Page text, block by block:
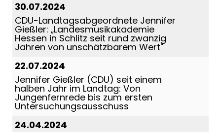
30.07.2024
CDU-Landtagsabgeordnete Jennifer
Gießler: „Landesmusikakademie
Hessen in Schlitz seit rund zwanzig
Jahren von unschätzbarem Wert"
22.07.2024
Jennifer Gießler (CDU) seit einem
halben Jahr im Landtag: Von
Jungenfernrede bis zum ersten
Untersuchungsausschuss
24.04.2024